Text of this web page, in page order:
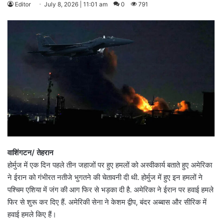
Editor July 8, 2026 | 11:01 am 0 791
वाशिंगटन/ तेहरान
होर्मुज में एक दिन पहले तीन जहाजों पर हुए हमलों को अस्वीकार्य बताते हुए अमेरिका
ने ईरान को गंभीरत नतीजे भुगतने की चेतावनी दी थी. होर्मुज में हुए इन हमलों ने
पश्चिम एशिया में जंग की आग फिर से भड़का दी है. अमेरिका ने ईरान पर हवाई हमले
फिर से शुरू कर दिए हैं. अमेरिकी सेना ने केशम द्वीप, बंदर अब्बास और सीरिक में
हवाई हमले किए हैं।